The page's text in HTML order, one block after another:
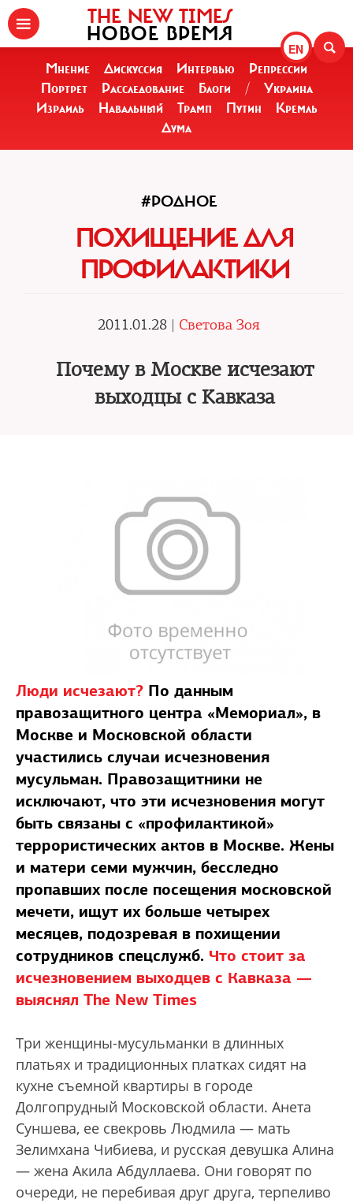
EN
THE NEW TIMES
НОВОЕ ВРЕМЯ
Мнение Дискуссия Интервью
Репрессии
Портрет
Расследование Блоги /
Украина
Израиль
Навальный Трамп Путин
Кремль
Дума
#РОДНОЕ
ПОХИЩЕНИЕ ДЛЯ
ПРОФИЛАКТИКИ
2011.01.28 | Светова Зоя
Почему в Москве исчезают
выходцы с Кавказа
Люди исчезают? По данным
правозащитного центра «Мемориал», в
Москве и Московской области
участились случаи исчезновения
мусульман. Правозащитники не
исключают, что эти исчезновения могут
быть связаны с «профилактикой»
террористических актов в Москве. Жены
и матери семи мужчин, бесследно
пропавших после посещения московской
мечети, ищут их больше четырех
месяцев, подозревая в похищении
сотрудников спецслужб. Что стоит за
исчезновением выходцев с Кавказа —
выяснял The New Times
Три женщины-мусульманки в длинных
платьях и традиционных платках сидят на
кухне съемной квартиры в городе
Долгопрудный Московской области. Анета
Суншева, ее свекровь Людмила — мать
Зелимхана Чибиева, и русская девушка Алина
— жена Акила Абдуллаева. Они говорят по
очереди, не перебивая друг друга, терпеливо